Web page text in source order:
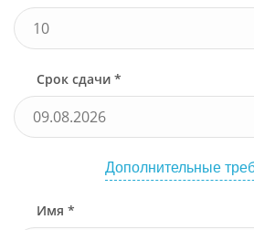
Срок сдачи *
Дополнительные
Имя *